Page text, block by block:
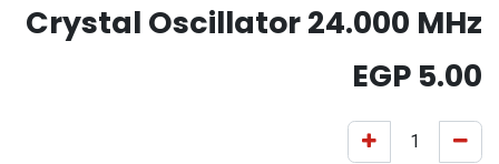
Crystal Oscillator 24.000 MHz
5.00